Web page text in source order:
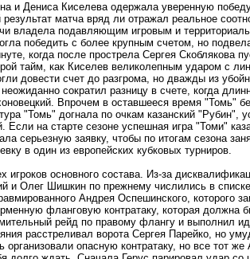
и Дениса Киселева одержала уверенную
матча вряд ли отражал реальное
владела подавляющим игровым и
победить с более крупным счетом, но
когда после прострела Сергея Скоблякова
тайм, как Киселев великолепным ударом с
довести счет до разгрома, но дважды из
сократил разницу в счете, когда
Впрочем в оставшееся время "Томь"
"Томь" догнала по очкам казанский "Рубин",
на старте сезоне успешная игра "Томи"
серьезную заявку, чтобы по итогам сезона
в один из европейских кубковых турниров.
игроков основного состава. Из-за
и Олег Шишкин по прежнему числились в
Андрея Оспешинского, которого
фланговую контратаку, которая должна
рейд по правому флангу и выполнил
расстреливал ворота Сергея Парейко, но
организовали опасную контратаку, но все тот